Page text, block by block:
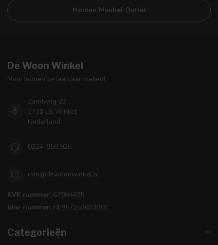
Houten Meubel Outlet
De Woon Winkel
Mooi wonen betaalbaar maken!
Zandwilg 22
1731 LS Winkel
Nederland
0224-850 926
info@dewoonwinkel.nl
KVK nummer: 67984495
btw-nummer: NL857253633B01
Categorieën